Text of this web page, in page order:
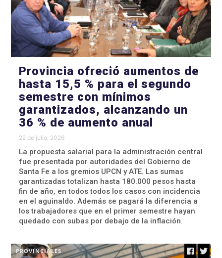
Provincia ofreció aumentos de
hasta 15,5 % para el segundo
semestre con mínimos
garantizados, alcanzando un
36 % de aumento anual
22 de julio, 2026
La propuesta salarial para la administración central
fue presentada por autoridades del Gobierno de
Santa Fe a los gremios UPCN y ATE. Las sumas
garantizadas totalizan hasta 180.000 pesos hasta
fin de año, en todos todos los casos con incidencia
en el aguinaldo. Además se pagará la diferencia a
los trabajadores que en el primer semestre hayan
quedado con subas por debajo de la inflación.
PROVINCIALES